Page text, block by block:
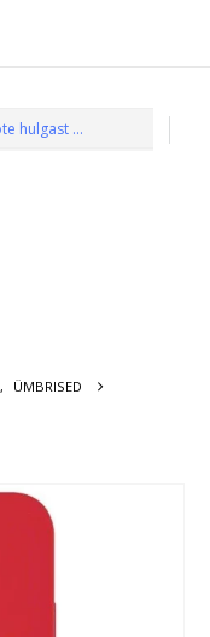
,
ÜMBRISED